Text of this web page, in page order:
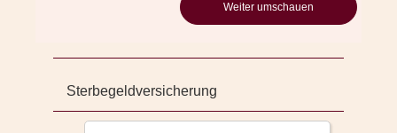
Weiter umschauen
Sterbegeldversicherung